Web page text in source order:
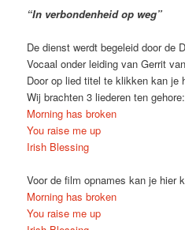
“In verbondenheid op weg”
De dienst werdt begeleid door de
Vocaal onder leiding van Gerrit
Door op lied titel te klikken kan je
Wij brachten 3 liederen ten gehore:
Morning has broken
You raise me up
Irish Blessing
Voor de film opnames kan je hier
Morning has broken
You raise me up